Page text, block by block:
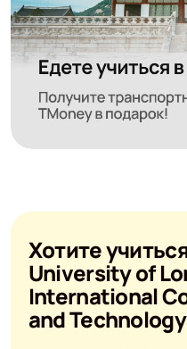
Хотите
University of
International
and